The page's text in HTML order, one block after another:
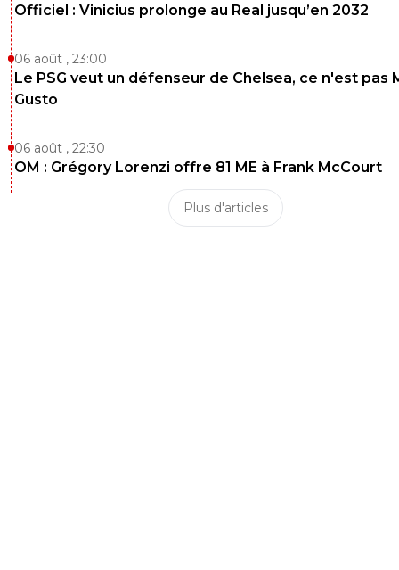
Officiel : Vinicius prolonge au Real jusqu’en 2032
06 août , 23:00
Le PSG veut un défenseur de Chelsea, ce n'est pas
Gusto
06 août , 22:30
OM : Grégory Lorenzi offre 81 ME à Frank McCourt
Plus d'articles